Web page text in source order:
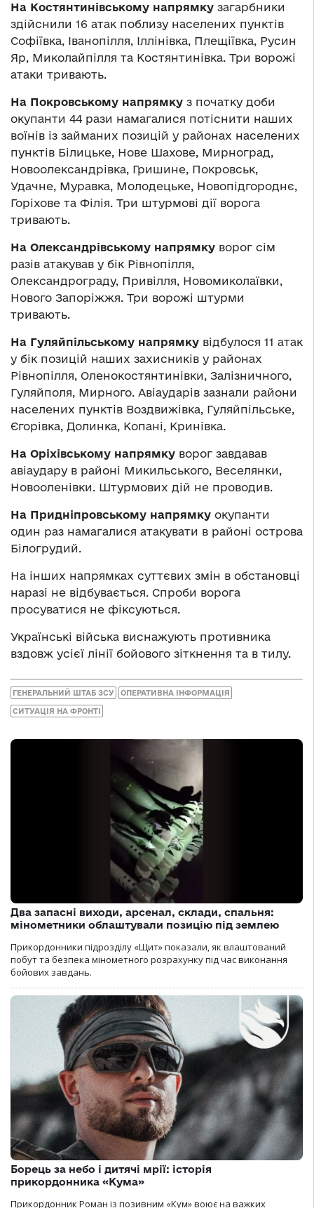
На Костянтинівському напрямку загарбники
здійснили 16 атак поблизу населених пунктів
Софіївка, Іванопілля, Іллінівка, Плещіївка, Русин
Яр, Миколайпілля та Костянтинівка. Три ворожі
атаки тривають.
На Покровському напрямку з початку доби
окупанти 44 рази намагалися потіснити наших
воїнів із займаних позицій у районах населених
пунктів Білицьке, Нове Шахове, Мирноград,
Новоолександрівка, Гришине, Покровськ,
Удачне, Муравка, Молодецьке, Новопідгороднє,
Горіхове та Філія. Три штурмові дії ворога
тривають.
На Олександрівському напрямку ворог сім
разів атакував у бік Рівнопілля,
Олександрограду, Привілля, Новомиколаївки,
Нового Запоріжжя. Три ворожі штурми
тривають.
На Гуляйпільському напрямку відбулося 11 атак
у бік позицій наших захисників у районах
Рівнопілля, Оленокостянтинівки, Залізничного,
Гуляйполя, Мирного. Авіаударів зазнали райони
населених пунктів Воздвижівка, Гуляйпільське,
Єгорівка, Долинка, Копані, Кринівка.
На Оріхівському напрямку ворог завдавав
авіаудару в районі Микильського, Веселянки,
Новооленівки. Штурмових дій не проводив.
На Придніпровському напрямку окупанти
один раз намагалися атакувати в районі острова
Білогрудий.
На інших напрямках суттєвих змін в обстановці
наразі не відбувається. Спроби ворога
просуватися не фіксуються.
Українські війська виснажують противника
вздовж усієї лінії бойового зіткнення та в тилу.
ГЕНЕРАЛЬНИЙ ШТАБ ЗСУ ОПЕРАТИВНА ІНФОРМАЦІЯ
СИТУАЦІЯ НА ФРОНТІ
Два запасні виходи, арсенал, склади, спальня:
мінометники облаштували позицію під землею
Прикордонники підрозділу «Щит» показали, як влаштований
побут та безпека мінометного розрахунку під час виконання
бойових завдань.
Борець за небо і дитячі мрії: історія
прикордонника «Кума»
Прикордонник Роман із позивним «Кум» воює на важких